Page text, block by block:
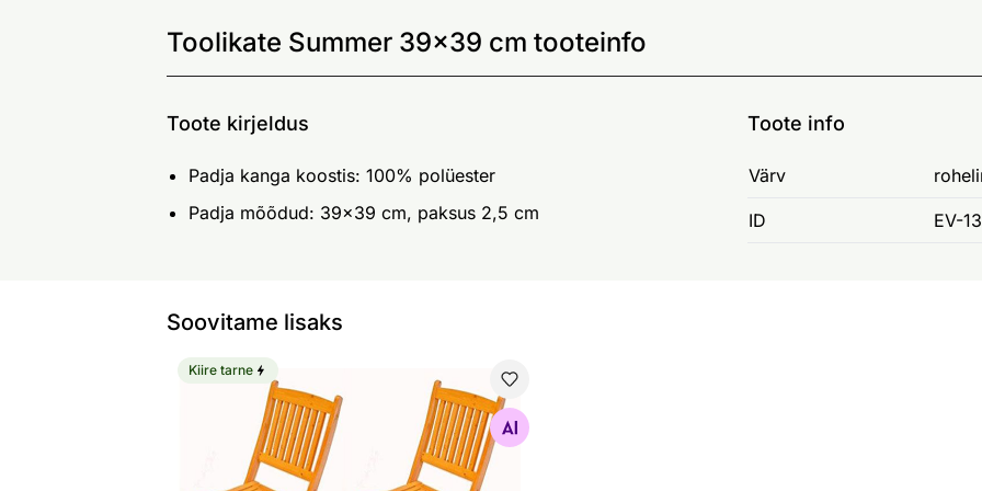
Toolikate Summer 39x39 cm tooteinfo
Toote kirjeldus
Padja kanga koostis: 100% polüester
Padja mõõdud: 39x39 cm, paksus 2,5 cm
Toote info
Värv
ID EV-
Soovitame lisaks
Kokkuklapitavad aiatoolid Vinci, 2 tk
Otsi sarnaseid
Kiire tarne